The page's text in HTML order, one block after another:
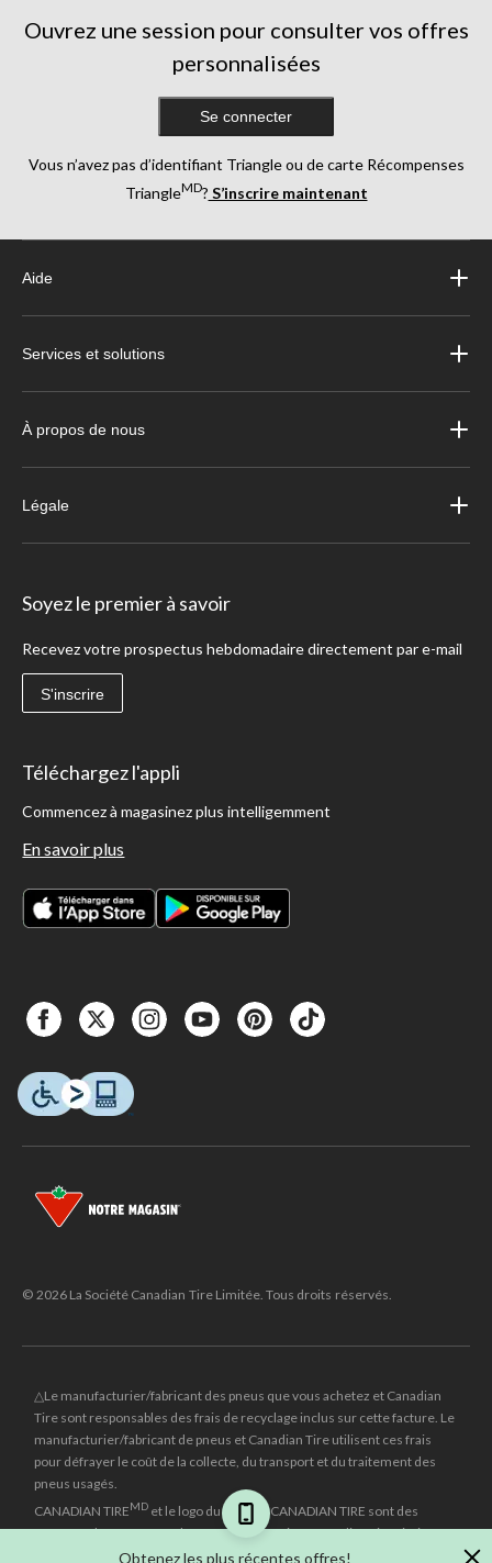
Obtenez les plus récentes offres!
Ouvrez une session pour consulter vos offres
personnalisées
Se connecter
Vous n’avez pas d’identifiant Triangle ou de carte Récompenses
TriangleMD? S’inscrire maintenant
Aide
Services et solutions
À propos de nous
Légale
Soyez le premier à savoir
Recevez votre prospectus hebdomadaire directement par e-mail
S'inscrire
Téléchargez l'appli
Commencez à magasinez plus intelligemment
En savoir plus
© 2026 La Société Canadian Tire Limitée. Tous droits réservés.
△Le manufacturier/fabricant des pneus que vous achetez et Canadian
Tire sont responsables des frais de recyclage inclus sur cette facture. Le
manufacturier/fabricant de pneus et Canadian Tire utilisent ces frais
pour défrayer le coût de la collecte, du transport et du traitement des
pneus usagés.
CANADIAN TIREMD et le logo du triangle CANADIAN TIRE sont des
marques de commerce déposées de la Société Canadian Tire Limitée.